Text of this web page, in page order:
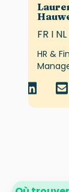
FR I
HR &